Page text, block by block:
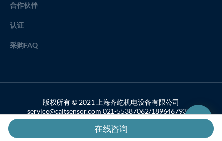
合作伙伴
认证
采购FAQ
版权所有 © 2021 上海齐屹机电设备有限公司
service@caltsensor.com 021-55387062/18964679357
备案号：沪ICP备19033459号-2
在线咨询